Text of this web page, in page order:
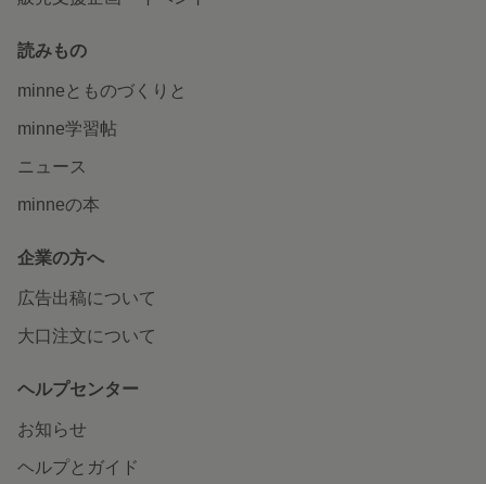
読みもの
minneとものづくりと
minne学習帖
ニュース
minneの本
企業の方へ
広告出稿について
大口注文について
ヘルプセンター
お知らせ
ヘルプとガイド